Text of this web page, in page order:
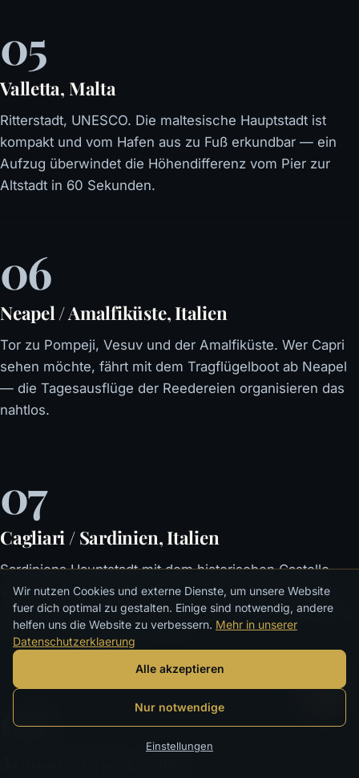
05
Valletta, Malta
Ritterstadt, UNESCO. Die maltesische Hauptstadt ist
kompakt und vom Hafen aus zu Fuß erkundbar — ein
Aufzug überwindet die Höhendifferenz vom Pier zur
Altstadt in 60 Sekunden.
06
Neapel / Amalfiküste, Italien
Tor zu Pompeji, Vesuv und der Amalfiküste. Wer Capri
sehen möchte, fährt mit dem Tragflügelboot ab Neapel
— die Tagesausflüge der Reedereien organisieren das
nahtlos.
07
Cagliari / Sardinien, Italien
Sardiniens Hauptstadt mit dem historischen Castello-
Viertel hoch über der Bucht und einem überraschend
stadtnahen Sandstrand — Poetto, sieben Kilometer lang,
mit der Straßenbahn erreichbar.
08
Wir nutzen Cookies und externe Dienste, um unsere Website
fuer dich optimal zu gestalten. Einige sind notwendig, andere
helfen uns die Website zu verbessern. Mehr in unserer
Datenschutzerklaerung
Alle akzeptieren
Nur notwendige
Einstellungen